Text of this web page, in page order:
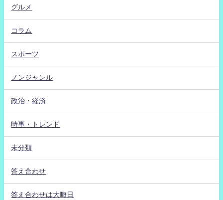
グルメ
コラム
スポーツ
ノンジャンル
政治・経済
時事・トレンド
未分類
答え合わせ
答え合わせは大晦日